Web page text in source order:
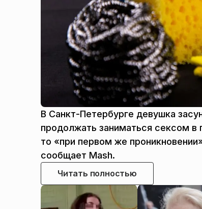
В Санкт-Петербурге девушка
продолжать заниматься сексом
то «при первом же
сообщает Mash.
Читать полностью